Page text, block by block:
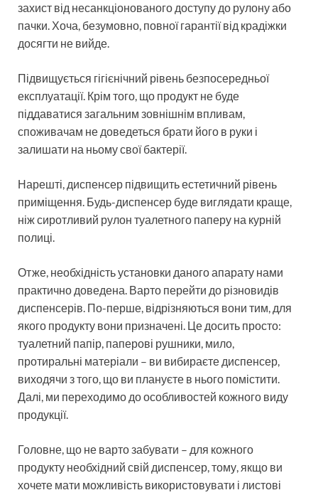
захист від несанкціонованого доступу до рулону або
пачки. Хоча, безумовно, повної гарантії від крадіжки
досягти не вийде.
Підвищується гігієнічний рівень безпосередньої
експлуатації. Крім того, що продукт не буде
піддаватися загальним зовнішнім впливам,
споживачам не доведеться брати його в руки і
залишати на ньому свої бактерії.
Нарешті, диспенсер підвищить естетичний рівень
приміщення. Будь-диспенсер буде виглядати краще,
ніж сиротливий рулон туалетного паперу на курній
полиці.
Отже, необхідність установки даного апарату нами
практично доведена. Варто перейти до різновидів
диспенсерів. По-перше, відрізняються вони тим, для
якого продукту вони призначені. Це досить просто:
туалетний папір, паперові рушники, мило,
протиральні матеріали – ви вибираєте диспенсер,
виходячи з того, що ви плануєте в нього помістити.
Далі, ми переходимо до особливостей кожного виду
продукції.
Головне, що не варто забувати – для кожного
продукту необхідний свій диспенсер, тому, якщо ви
хочете мати можливість використовувати і листові